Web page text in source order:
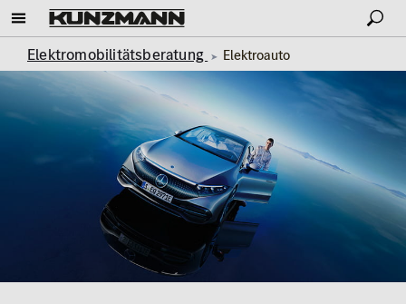
Elektromobilitätsberatung Elektroauto